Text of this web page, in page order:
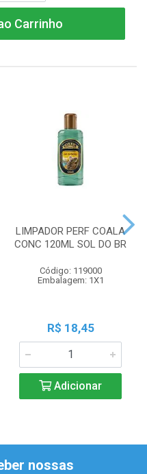
Carrinho
LIMPADOR PERF COALA
CONC 120ML SOL DO BR
Código: 119000
Embalagem: 1X1
R$ 18,45
Adicionar
nossas